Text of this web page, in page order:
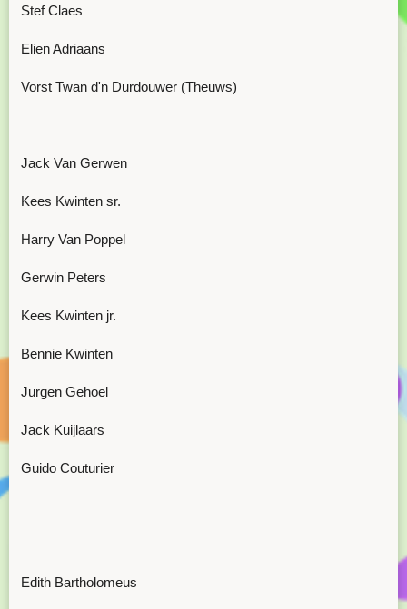
Stef Claes
Elien Adriaans
Vorst Twan d'n Durdouwer (Theuws)
Jack Van Gerwen
Kees Kwinten sr.
Harry Van Poppel
Gerwin Peters
Kees Kwinten jr.
Bennie Kwinten
Jurgen Gehoel
Jack Kuijlaars
Guido Couturier
Edith Bartholomeus